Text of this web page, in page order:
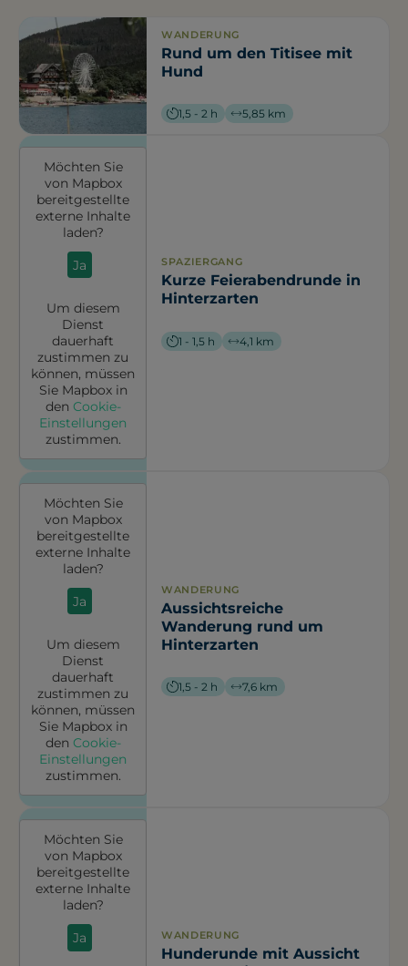
WANDERUNG
Rund um den Titisee mit
Hund
1,5 - 2 h 5,85 km
Möchten Sie
von Mapbox
bereitgestellte
externe Inhalte
laden?
Ja
Um diesem
Dienst
dauerhaft
zustimmen zu
können, müssen
Sie Mapboxin
den Cookie-
Einstellungen
zustimmen.
SPAZIERGANG
Kurze Feierabendrunde in
Hinterzarten
1 - 1,5 h 4,1 km
Möchten Sie
von Mapbox
bereitgestellte
externe Inhalte
laden?
Ja
Um diesem
Dienst
dauerhaft
zustimmen zu
können, müssen
Sie Mapboxin
den Cookie-
Einstellungen
zustimmen.
WANDERUNG
Aussichtsreiche
Wanderung rund um
Hinterzarten
1,5 - 2 h 7,6 km
Möchten Sie
von Mapbox
bereitgestellte
externe Inhalte
laden?
Ja
WANDERUNG
Hunderunde mit Aussicht